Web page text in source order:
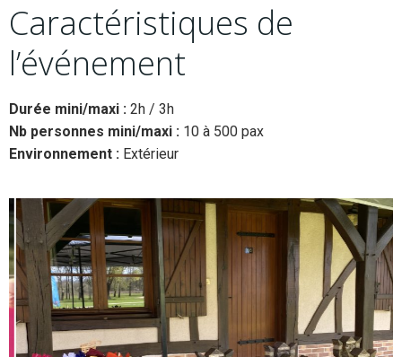
Caractéristiques de
l’événement
Durée mini/maxi : 2h / 3h
Nb personnes mini/maxi : 10 à 500 pax
Environnement : Extérieur